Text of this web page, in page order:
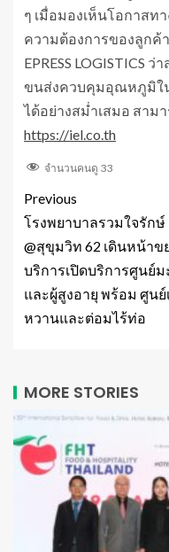
ๆ เมื่อมองเห็นโอกาสท
ความต้องการของลูกค้
EPRESS LOGISTICS
ขนส่งควบคุมอุณหภูมิใ
ได้อย่างสม่ำเสมอ สาม
https://iel.co.th
จำนวนคนดู 33
Previous
โรงพยาบาลรวมใจรักษ์
@สุขุมวิท 62 เดินหน้าข
บริการเปิดบริการศูนย์ม
และผู้สูงอายุ พร้อม ศูนย์
หวานและต่อมไร้ท่อ
MORE STORIES